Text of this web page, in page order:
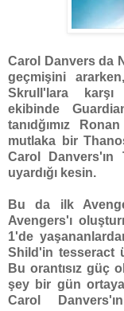
Carol Danvers da
geçmişini
Skrull'lara
ekibinde
tanıdğımız
mutlaka bir
Carol
uyardığı kesin.
Bu da ilk
Avengers'ı
1'de
Shild'in tesseract
Bu orantısız güç
şey bir gün ortaya
Carol